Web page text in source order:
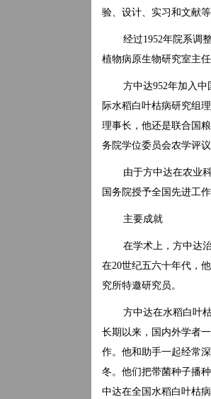
验、设计、实习和文献
经过1952年院系调
植物病原生物研究室主
方中达952年加入
际水稻白叶枯病研究组
理事长，他还是联合国
务院学位委员会农学评
由于方中达在农业
国务院授予全国先进工作
主要成就
在学术上，方中达
在20世纪五六十年代，
究所特邀研究员。
方中达在水稻白叶
长期以来，国内外学者
作。他和助手一起经常
冬。他们把带菌种子播
中达在全国水稻白叶枯